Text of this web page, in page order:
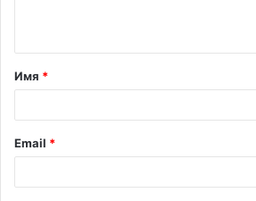
т
а
й
*
Имя *
Email *